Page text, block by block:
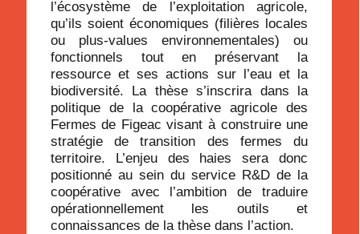
l’écosystème de l’exploitation agricole,
qu’ils soient économiques (filières locales
ou plus-values environnementales) ou
fonctionnels tout en préservant la
ressource et ses actions sur l’eau et la
biodiversité. La thèse s’inscrira dans la
politique de la coopérative agricole des
Fermes de Figeac visant à construire une
stratégie de transition des fermes du
territoire. L’enjeu des haies sera donc
positionné au sein du service R&D de la
coopérative avec l’ambition de traduire
opérationnellement les outils et
connaissances de la thèse dans l’action.